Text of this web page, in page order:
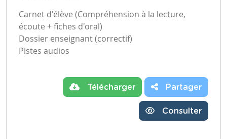
Carnet d'élève (Compréhension à la lecture,
écoute + fiches d'oral)
Dossier enseignant (correctif)
Pistes audios
Télécharger Partager
Consulter